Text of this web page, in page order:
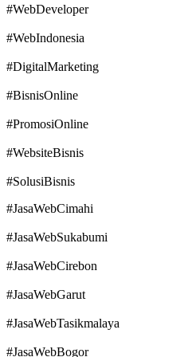
#WebDeveloper
#WebIndonesia
#DigitalMarketing
#BisnisOnline
#PromosiOnline
#WebsiteBisnis
#SolusiBisnis
#JasaWebCimahi
#JasaWebSukabumi
#JasaWebCirebon
#JasaWebGarut
#JasaWebTasikmalaya
#JasaWebBogor